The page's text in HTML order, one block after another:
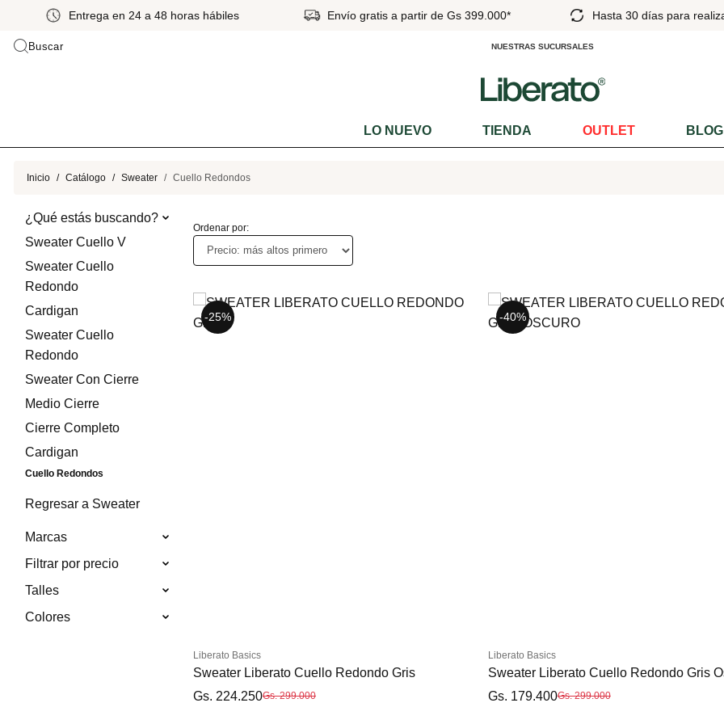
Envío gratis a partir de Gs 399.000* Hasta 30 días para realizar cambios Pick Up en el
Buscar NUESTRAS SUCURSALES
LO NUEVO TIENDA OUTLET BLOG
Inicio Catálogo Sweater Cuello Redondos
¿Qué estás buscando?
Sweater Cuello V
Sweater Cuello
Redondo
Cardigan
Sweater Cuello
Redondo
Sweater Con Cierre
Medio Cierre
Cierre Completo
Cardigan
Cuello Redondos
Regresar a Sweater
Marcas
Filtrar por precio
Talles
Colores
Ordenar por:
-25% -25%
Liberato Basics
Sweater Liberato Cuello Redondo Gris
Gs. 224.250Gs. 299.000
-40% -40%
Liberato Basics
Sweater Liberato Cuello Redondo Gris
Gs. 179.400Gs. 299.000
-40%